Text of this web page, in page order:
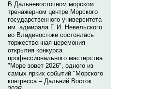
В Дальневосточном морском
тренажерном центре Морского
государственного университета
им. адмирала Г. И. Невельского
во Владивостоке состоялась
торжественная церемония
открытия конкурса
профессионального мастерства
"Море зовет 2026", одного из
самых ярких событий "Морского
конгресса – Дальний Восток